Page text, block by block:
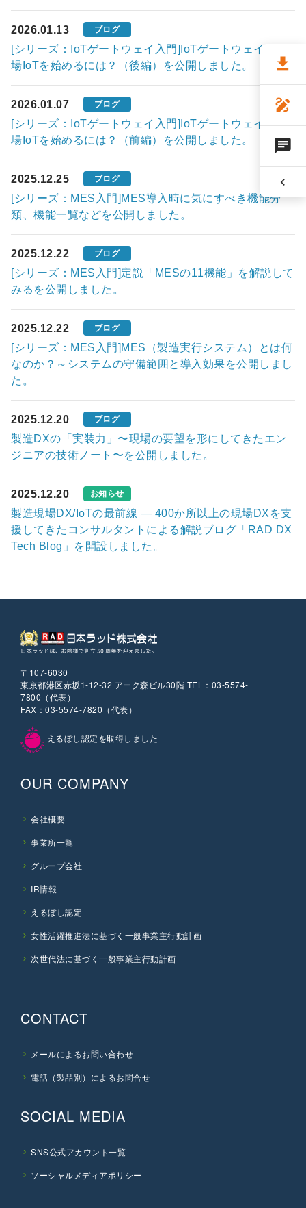
file_download
draw
chat
chevron_left
2026.01.13 ブログ
[シリーズ：IoTゲートウェイ入門]IoTゲートウェイで工
場IoTを始めるには？（後編）を公開しました。
2026.01.07 ブログ
[シリーズ：IoTゲートウェイ入門]IoTゲートウェイで工
場IoTを始めるには？（前編）を公開しました。
2025.12.25 ブログ
[シリーズ：MES入門]MES導入時に気にすべき機能分
類、機能一覧などを公開しました。
2025.12.22 ブログ
[シリーズ：MES入門]定説「MESの11機能」を解説して
みるを公開しました。
2025.12.22 ブログ
[シリーズ：MES入門]MES（製造実行システム）とは何
なのか？～システムの守備範囲と導入効果を公開しまし
た。
2025.12.20 ブログ
製造DXの「実装力」〜現場の要望を形にしてきたエン
ジニアの技術ノート〜を公開しました。
2025.12.20 お知らせ
製造現場DX/IoTの最前線 ― 400か所以上の現場DXを支
援してきたコンサルタントによる解説ブログ「RAD DX
Tech Blog」を開設しました。
〒107-6030
東京都港区赤坂1-12-32 アーク森ビル30階 TEL：03-5574-
7800（代表）
FAX：03-5574-7820（代表）
えるぼし認定を取得しました
OUR COMPANY
会社概要
事業所一覧
グループ会社
IR情報
えるぼし認定
女性活躍推進法に基づく一般事業主行動計画
次世代法に基づく一般事業主行動計画
CONTACT
メールによるお問い合わせ
電話（製品別）によるお問合せ
SOCIAL MEDIA
SNS公式アカウント一覧
ソーシャルメディアポリシー